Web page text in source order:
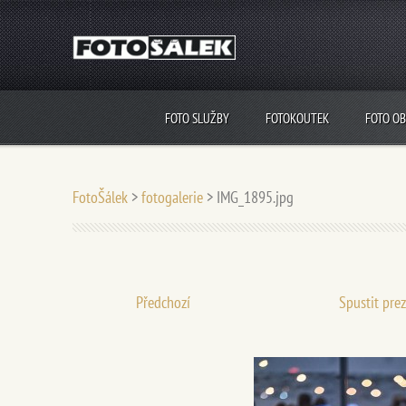
FOTO SLUŽBY FOTOKOUTEK FOTO
FotoŠálek >fotogalerie > IMG_1895.jpg
Předchozí Spustit